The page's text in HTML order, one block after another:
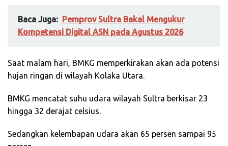
Baca Juga:
Pemprov Sultra Bakal Mengukur
Kompetensi Digital ASN pada Agustus 2026
Saat malam hari, BMKG memperkirakan akan ada potensi
hujan ringan di wilayah Kolaka Utara.
BMKG mencatat suhu udara wilayah Sultra berkisar 23
hingga 32 derajat celsius.
Sedangkan kelembapan udara akan 65 persen sampai 95